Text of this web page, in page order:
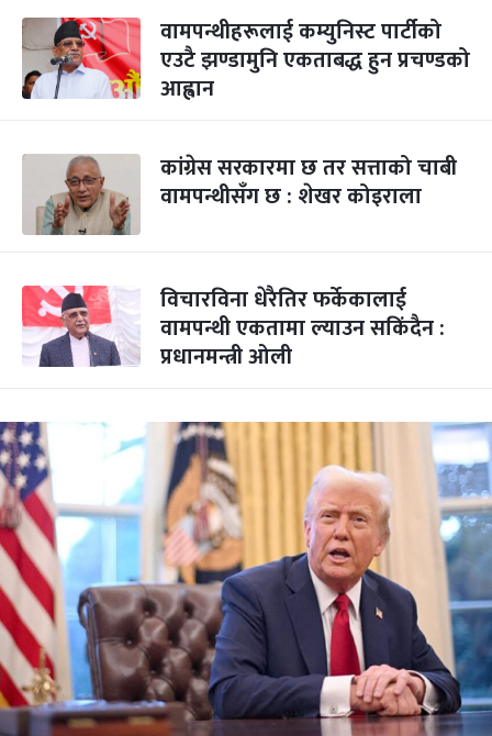
वामपन्थीहरूलाई कम्युनिस्ट पार्टीको
एउटै झण्डामुनि एकताबद्ध हुन प्रचण्डको
आह्वान
कांग्रेस सरकारमा छ तर सत्ताको चाबी
वामपन्थीसँग छ : शेखर कोइराला
विचारविना धेरैतिर फर्केकालाई
वामपन्थी एकतामा ल्याउन सकिंदैन :
प्रधानमन्त्री ओली